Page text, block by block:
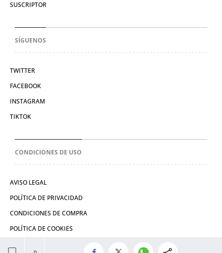
SUSCRIPTOR
SÍGUENOS
TWITTER
FACEBOOK
INSTAGRAM
TIKTOK
CONDICIONES DE USO
AVISO LEGAL
POLÍTICA DE PRIVACIDAD
CONDICIONES DE COMPRA
POLÍTICA DE COOKIES